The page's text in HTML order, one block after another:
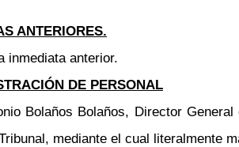
ANTERIORES.
inmediata anterior.
DE PERSONAL
Bolaños Bolaños, Director
mediante el cual literalmente